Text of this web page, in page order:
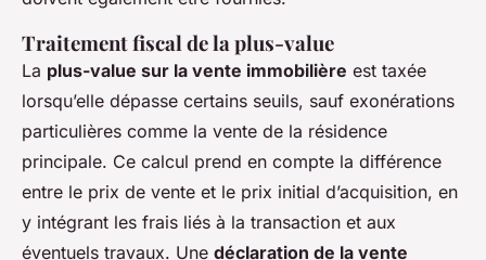
Traitement fiscal de la plus-value
La plus-value sur la vente immobilière est taxée
lorsqu’elle dépasse certains seuils, sauf exonérations
particulières comme la vente de la résidence
principale. Ce calcul prend en compte la différence
entre le prix de vente et le prix initial d’acquisition, en
y intégrant les frais liés à la transaction et aux
éventuels travaux. Une déclaration de la vente